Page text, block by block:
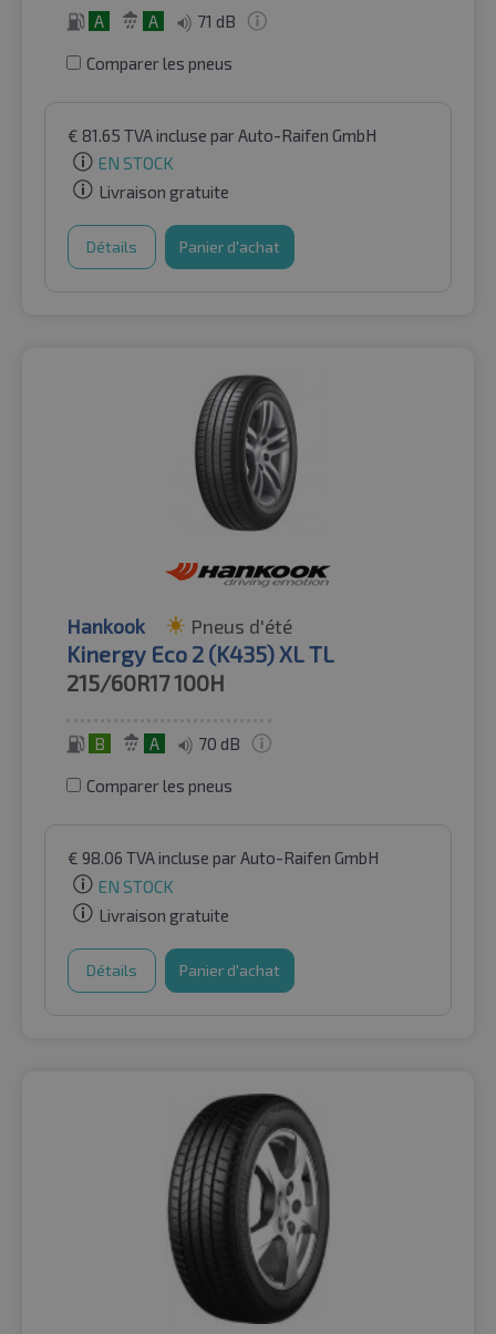
A A 71 dB
Comparer les pneus
€ 81.65 TVA incluse par Auto-Raifen GmbH
EN STOCK
Livraison gratuite
Détails Panier d'achat
Hankook Pneus d'été
Kinergy Eco 2 (K435) XL TL
215/60R17100H
B A 70 dB
Comparer les pneus
€ 98.06 TVA incluse par Auto-Raifen GmbH
EN STOCK
Livraison gratuite
Détails Panier d'achat